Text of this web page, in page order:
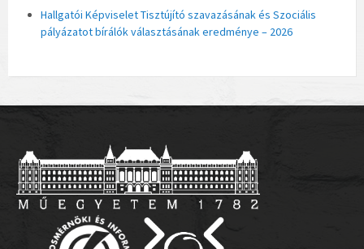
Hallgatói Képviselet Tisztújító szavazásának és Szociális
pályázatot bírálók választásának eredménye – 2026